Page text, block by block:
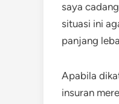
saya
situasi ini
panjang
Apabila
insuran